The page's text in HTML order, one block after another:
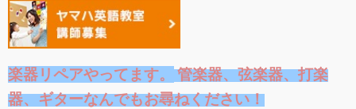
楽器リペアやってます。
管楽器、弦楽器、打楽
器、ギターなんでもお尋ねください！